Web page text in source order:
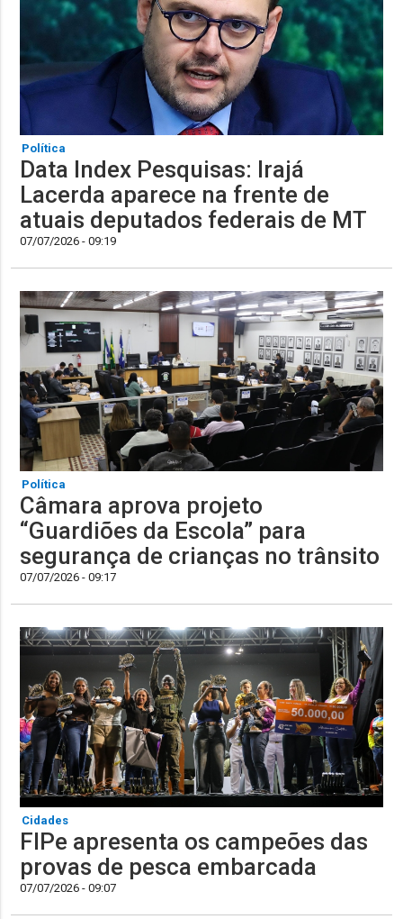
Política
Data Index Pesquisas: Irajá
Lacerda aparece na frente de
atuais deputados federais de MT
07/07/2026 - 09:19
Política
Câmara aprova projeto
“Guardiões da Escola” para
segurança de crianças no trânsito
07/07/2026 - 09:17
Cidades
FIPe apresenta os campeões das
provas de pesca embarcada
07/07/2026 - 09:07